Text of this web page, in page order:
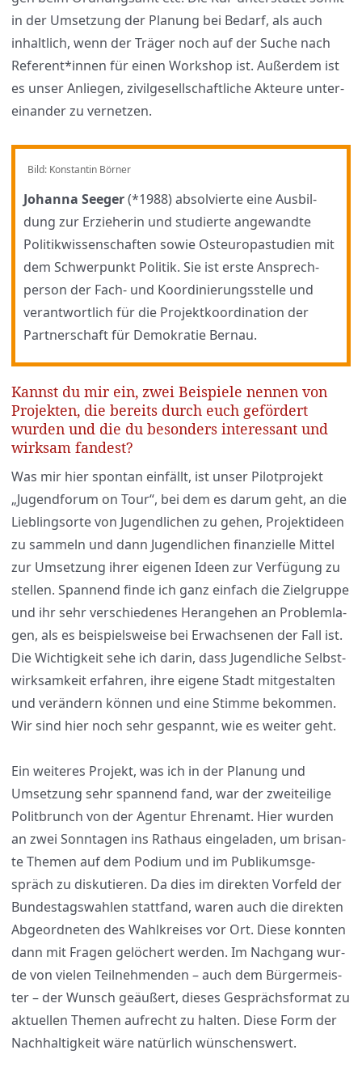
in der Umset­zung der Pla­nung bei Bedarf, als auch
inhalt­lich, wenn der Trä­ger noch auf der Suche nach
Referent*innen für einen Work­shop ist. Außer­dem ist
es unser Anlie­gen, zivil­ge­sell­schaft­li­che Akteu­re unter­
ein­an­der zu ver­net­zen.
Bild: Kon­stan­tin Bör­ner
Johan­na See­ger(*1988) absol­vier­te eine Aus­bil­
dung zur Erzie­he­rin und stu­dier­te ange­wand­te
Poli­tik­wis­sen­schaf­ten sowie Ost­eu­ro­pa­stu­di­en mit
dem Schwer­punkt Poli­tik. Sie ist ers­te Ansprech­
per­son der Fach- und Koor­di­nie­rungs­stel­le und
ver­ant­wort­lich für die Pro­jekt­ko­or­di­na­ti­on der
Part­ner­schaft für Demo­kra­tie Ber­nau.
Kannst du mir ein, zwei Beispiele nennen von
Projekten, die bereits durch euch gefördert
wurden und die du besonders interessant und
wirksam fandest?
Was mir hier spon­tan ein­fällt, ist unser Pilot­pro­jekt
„Jugend­fo­rum on Tour“, bei dem es dar­um geht, an die
Lieb­lings­or­te von Jugend­li­chen zu gehen, Pro­jekt­ideen
zu sam­meln und dann Jugend­li­chen finan­zi­el­le Mit­tel
zur Umset­zung ihrer eige­nen Ideen zur Ver­fü­gung zu
stel­len. Span­nend fin­de ich ganz ein­fach die Ziel­grup­pe
und ihr sehr ver­schie­de­nes Her­an­ge­hen an Pro­blem­la­
gen, als es bei­spiels­wei­se bei Erwach­se­nen der Fall ist.
Die Wich­tig­keit sehe ich dar­in, dass Jugend­li­che Selbst­
wirk­sam­keit erfah­ren, ihre eige­ne Stadt mit­ge­stal­ten
und ver­än­dern kön­nen und eine Stim­me bekom­men.
Wir sind hier noch sehr gespannt, wie es wei­ter geht.
Ein wei­te­res Pro­jekt, was ich in der Pla­nung und
Umset­zung sehr span­nend fand, war der zwei­tei­li­ge
Polit­brunch von der Agen­tur Ehren­amt. Hier wur­den
an zwei Sonn­ta­gen ins Rat­haus ein­ge­la­den, um bri­san­
te The­men auf dem Podi­um und im Publi­kums­ge­
spräch zu dis­ku­tie­ren. Da dies im direk­ten Vor­feld der
Bun­des­tags­wah­len statt­fand, waren auch die direk­ten
Abge­ord­ne­ten des Wahl­krei­ses vor Ort. Die­se konn­ten
dann mit Fra­gen gelö­chert wer­den. Im Nach­gang wur­
de von vie­len Teil­neh­men­den – auch dem Bür­ger­meis­
ter – der Wunsch geäu­ßert, die­ses Gesprächs­for­mat zu
aktu­el­len The­men auf­recht zu hal­ten. Die­se Form der
Nach­hal­tig­keit wäre natür­lich wün­schens­wert.